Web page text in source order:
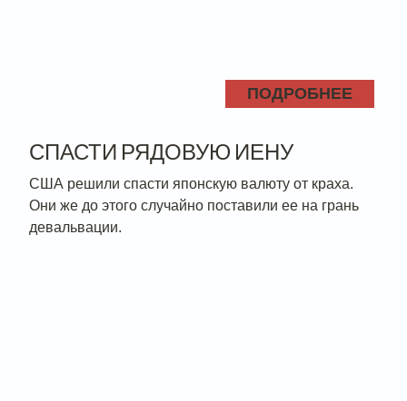
ПОДРОБНЕЕ
СПАСТИ РЯДОВУЮ ИЕНУ
США решили спасти японскую валюту от краха.
Они же до этого случайно поставили ее на грань
девальвации.